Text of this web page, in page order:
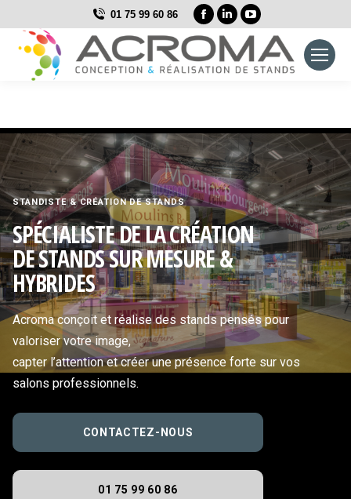
01 75 99 60 86
La
page
Facebook
s'ouvre
nouvelle
fenêtre
La
page
LinkedIn
s'ouvre
nouvelle
fenêtre
La
page
YouTube
s'ouvre
nouvelle
fenêtre
STANDISTE & CRÉATION DE STANDS
SPÉCIALISTE DE LA CRÉATION
DE STANDS SUR MESURE &
HYBRIDES
Acroma conçoit et réalise des stands pensés pour
valoriser votre image,
capter l’attention et créer une présence forte sur vos
salons professionnels.
CONTACTEZ-NOUS
01 75 99 60 86